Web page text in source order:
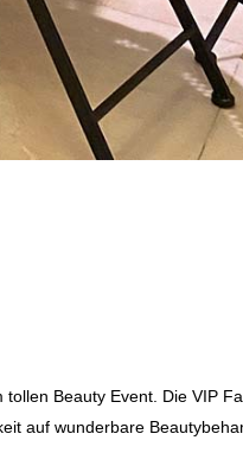
Beauty Event. Die VIP
auf wunderbare